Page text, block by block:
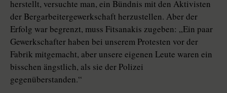
herstellt, versuchte man, ein Bündnis mit den Aktivisten
der Bergarbeitergewerkschaft herzustellen. Aber der
Erfolg war begrenzt, muss Fitsanakis zugeben: „Ein paar
Gewerkschafter haben bei unserem Protesten vor der
Fabrik mitgemacht, aber unsere eigenen Leute waren ein
bisschen ängstlich, als sie der Polizei
gegenüberstanden.“